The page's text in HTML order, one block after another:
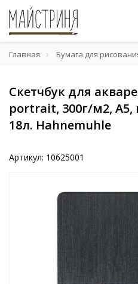
Главная Бумага для
Скетчбук для
portrait, 300г/м2, A5,
18л. Hahnemuhle
Артикул: 10625001